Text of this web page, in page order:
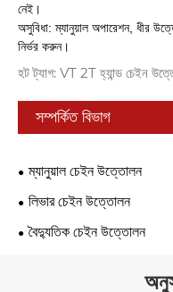
নেই।
অসুবিধা: ম্যানুয়াল অপারেশন, ধীর
নির্ভর করুন।
হট ট্যাগ: VT 2T হ্যান্ড চেইন
সম্পর্কিত বিভাগ
ম্যানুয়াল চেইন উত্তোলন
লিভার চেইন উত্তোলন
বৈদ্যুতিক চেইন উত্তোলন